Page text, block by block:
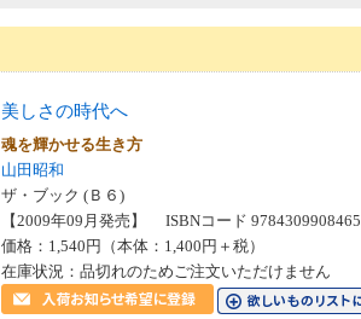
美しさの時代へ
魂を輝かせる生き方
山田昭和
ザ・ブック (Ｂ６)
【2009年09月発売】 ISBNコード 9784309908465
価格：1,540円（本体：1,400円＋税）
在庫状況：品切れのためご注文いただけません